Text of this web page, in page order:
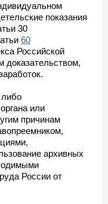
показания
30
60
Российской
или
причинам
архивных
России от